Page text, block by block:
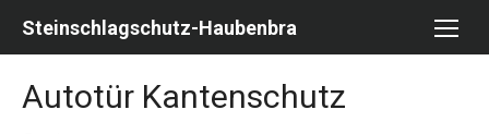
Steinschlagschutz-Haubenbra
Autotür Kantenschutz